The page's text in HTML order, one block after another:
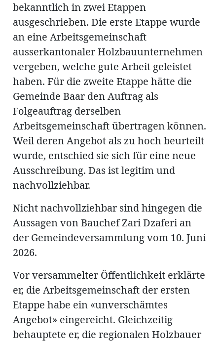
bekanntlich in zwei Etappen
ausgeschrieben. Die erste Etappe wurde
an eine Arbeitsgemeinschaft
ausserkantonaler Holzbauunternehmen
vergeben, welche gute Arbeit geleistet
haben. Für die zweite Etappe hätte die
Gemeinde Baar den Auftrag als
Folgeauftrag derselben
Arbeitsgemeinschaft übertragen können.
Weil deren Angebot als zu hoch beurteilt
wurde, entschied sie sich für eine neue
Ausschreibung. Das ist legitim und
nachvollziehbar.
Nicht nachvollziehbar sind hingegen die
Aussagen von Bauchef Zari Dzaferi an
der Gemeindeversammlung vom 10. Juni
2026.
Vor versammelter Öffentlichkeit erklärte
er, die Arbeitsgemeinschaft der ersten
Etappe habe ein «unverschämtes
Angebot» eingereicht. Gleichzeitig
behauptete er, die regionalen Holzbauer